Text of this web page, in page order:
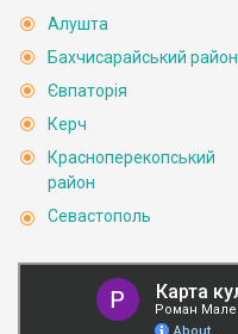
Алушта
Бахчисарайський район
Євпаторія
Керч
Красноперекопський
район
Севастополь